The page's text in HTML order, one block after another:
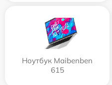
Ноутбук Maibenben
615